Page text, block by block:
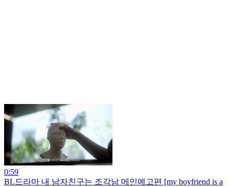
0:59
BL드라마 내 남자친구는 조각남 메인예고편 [my boyfriend is a